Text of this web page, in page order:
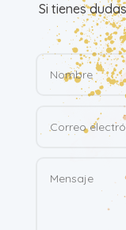
Si tienes